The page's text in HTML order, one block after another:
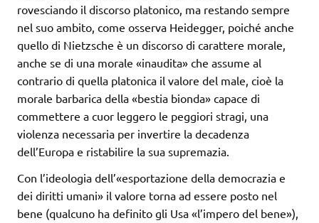
rovesciando il discorso platonico, ma restando sempre
nel suo ambito, come osserva Heidegger, poiché anche
quello di Nietzsche è un discorso di carattere morale,
anche se di una morale «inaudita» che assume al
contrario di quella platonica il valore del male, cioè la
morale barbarica della «bestia bionda» capace di
commettere a cuor leggero le peggiori stragi, una
violenza necessaria per invertire la decadenza
dell’Europa e ristabilire la sua supremazia.
Con l’ideologia dell’«esportazione della democrazia e
dei diritti umani» il valore torna ad essere posto nel
bene (qualcuno ha definito gli Usa «l’impero del bene»),